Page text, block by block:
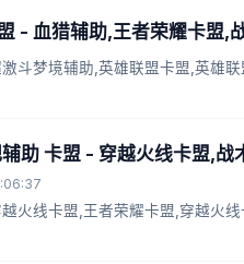
- 血猎辅助,王者荣耀卡盟,
斗梦境辅助,英雄联盟卡盟,英雄
助 卡盟 - 穿越火线卡盟,
火线卡盟,王者荣耀卡盟,穿越火